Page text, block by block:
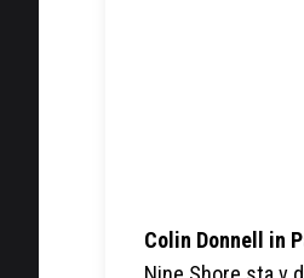
Colin Donnell in